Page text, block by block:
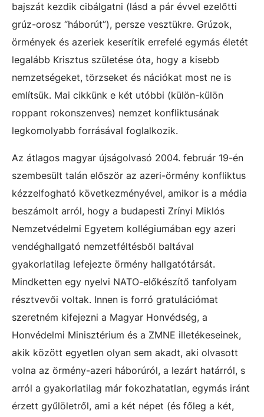
bajszát kezdik cibálgatni (lásd a pár évvel ezelőtti
grúz-orosz “háborút”), persze vesztükre. Grúzok,
örmények és azeriek keserítik errefelé egymás életét
legalább Krisztus születése óta, hogy a kisebb
nemzetségeket, törzseket és nációkat most ne is
említsük. Mai cikkünk e két utóbbi (külön-külön
roppant rokonszenves) nemzet konfliktusának
legkomolyabb forrásával foglalkozik.
Az átlagos magyar újságolvasó 2004. február 19-én
szembesült talán először az azeri-örmény konfliktus
kézzelfogható következményével, amikor is a média
beszámolt arról, hogy a budapesti Zrínyi Miklós
Nemzetvédelmi Egyetem kollégiumában egy azeri
vendéghallgató nemzetféltésből baltával
gyakorlatilag lefejezte örmény hallgatótársát.
Mindketten egy nyelvi NATO-előkészítő tanfolyam
résztvevői voltak. Innen is forró gratulációmat
szeretném kifejezni a Magyar Honvédség, a
Honvédelmi Minisztérium és a ZMNE illetékeseinek,
akik között egyetlen olyan sem akadt, aki olvasott
volna az örmény-azeri háborúról, a lezárt határról, s
arról a gyakorlatilag már fokozhatatlan, egymás iránt
érzett gyűlöletről, ami a két népet (és főleg a két,